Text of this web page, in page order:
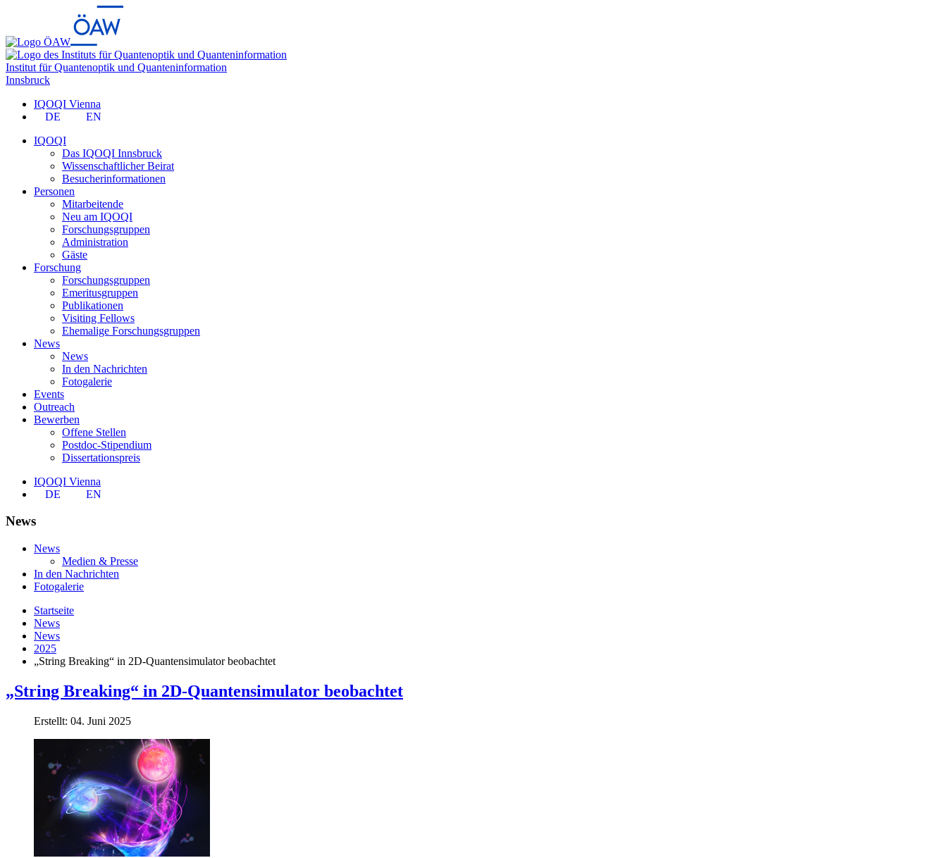
Institut für Quantenoptik und Quanteninformation
Innsbruck
IQOQI Vienna
DE
EN
IQOQI
Das IQOQI Innsbruck
Wissenschaftlicher Beirat
Besucherinformationen
Personen
Mitarbeitende
Neu am IQOQI
Forschungsgruppen
Administration
Gäste
Forschung
Forschungsgruppen
Emeritusgruppen
Publikationen
Visiting Fellows
Ehemalige Forschungsgruppen
News
News
In den Nachrichten
Fotogalerie
Events
Outreach
Bewerben
Offene Stellen
Postdoc-Stipendium
Dissertationspreis
IQOQI Vienna
DE
EN
News
News
Medien & Presse
In den Nachrichten
Fotogalerie
Startseite
News
News
2025
„String Breaking“ in 2D-Quantensimulator beobachtet
„String Breaking“ in 2D-Quantensimulator beobachtet
Erstellt: 04. Juni 2025